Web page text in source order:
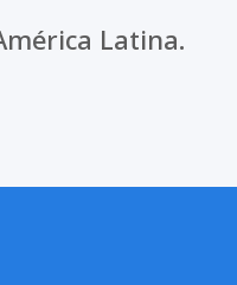
Latina.